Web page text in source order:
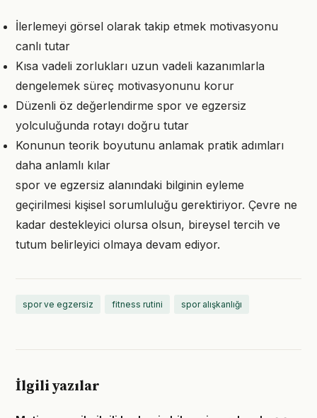
İlerlemeyi görsel olarak takip etmek motivasyonu
canlı tutar
Kısa vadeli zorlukları uzun vadeli kazanımlarla
dengelemek süreç motivasyonunu korur
Düzenli öz değerlendirme spor ve egzersiz
yolculuğunda rotayı doğru tutar
Konunun teorik boyutunu anlamak pratik adımları
daha anlamlı kılar
spor ve egzersiz alanındaki bilginin eyleme
geçirilmesi kişisel sorumluluğu gerektiriyor. Çevre ne
kadar destekleyici olursa olsun, bireysel tercih ve
tutum belirleyici olmaya devam ediyor.
spor ve egzersiz fitness rutini spor alışkanlığı
İlgili yazılar